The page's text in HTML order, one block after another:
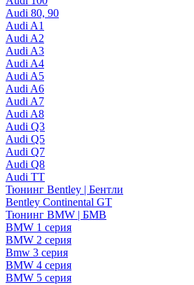
Audi 80, 90
Audi A1
Audi A2
Audi A3
Audi A4
Audi A5
Audi A6
Audi A7
Audi A8
Audi Q3
Audi Q5
Audi Q7
Audi Q8
Audi TT
Тюнинг Bentley | Бентли
Bentley Continental GT
Тюнинг BMW | БМВ
BMW 1 серия
BMW 2 серия
Bmw 3 серия
BMW 4 серия
BMW 5 серия